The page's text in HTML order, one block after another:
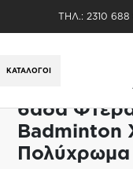
ΤΗΛ.: 2310
ΚΑΤΆΛΟΓΟΙ
6άδα Φτερά
6άδα
Βadminton
Πολύχρωμα